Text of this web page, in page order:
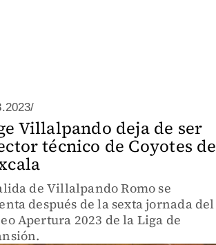
Villalpando deja de ser
técnico de Coyotes de
de Villalpando Romo se
después de la sexta jornada del
Apertura 2023 de la Liga de